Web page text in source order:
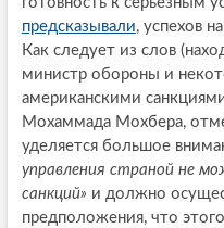
предсказывали, успехов
Как следует из слов
министр обороны и
американскими
Мохаммада Мохбера,
уделяется большое
управления страной не
санкций» и должно
предположения, что